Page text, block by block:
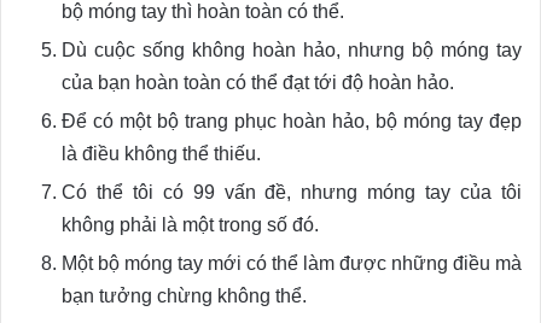
bộ móng tay thì hoàn toàn có thể.
Dù cuộc sống không hoàn hảo, nhưng bộ móng tay
của bạn hoàn toàn có thể đạt tới độ hoàn hảo.
Để có một bộ trang phục hoàn hảo, bộ móng tay đẹp
là điều không thể thiếu.
Có thể tôi có 99 vấn đề, nhưng móng tay của tôi
không phải là một trong số đó.
Một bộ móng tay mới có thể làm được những điều mà
bạn tưởng chừng không thể.